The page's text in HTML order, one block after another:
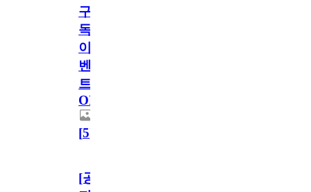
구
독
이
벤
트
OPEN!
[5]
[공